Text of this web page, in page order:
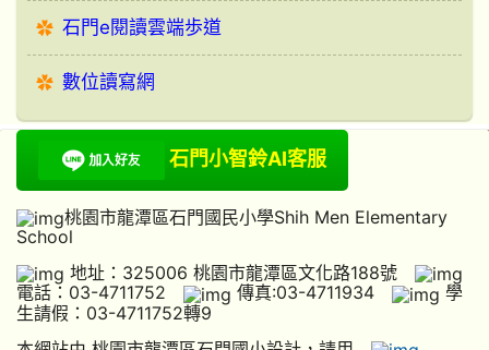
石門e閱讀雲端歩道
數位讀寫網
石門小智鈴AI客服
桃園市龍潭區石門國民小學Shih Men Elementary
School
地址：325006 桃園市龍潭區文化路188號
電話：03-4711752
傳真:03-4711934
學
生請假：03-4711752轉9